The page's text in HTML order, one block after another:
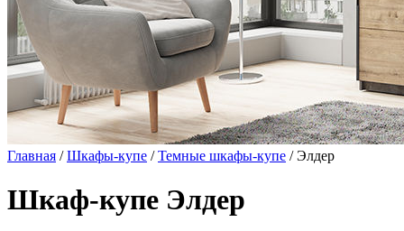
Главная /Шкафы-купе /Темные шкафы-купе / Элдер
Шкаф-купе Элдер